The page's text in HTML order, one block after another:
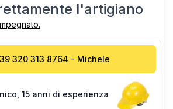
l'artigiano
320 313 8764 - Michele
15 anni di esperienza